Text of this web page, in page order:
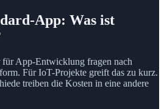
App: Was ist
für App-Entwicklung fragen nach
Für IoT-Projekte greift das zu kurz.
treiben die Kosten in eine andere